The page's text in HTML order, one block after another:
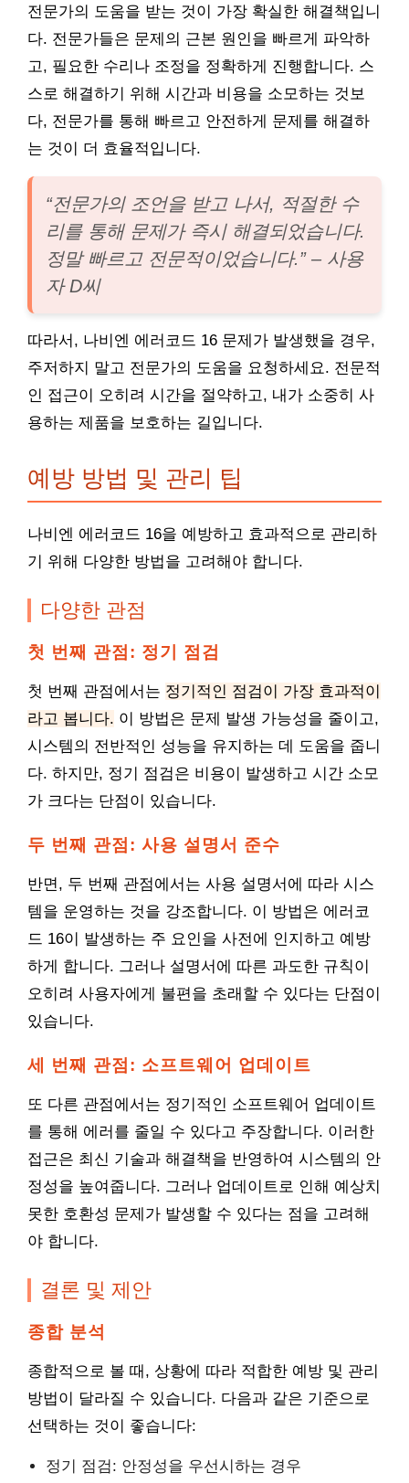
전문가의 도움을 받는 것이 가장 확실한 해결책입니
다. 전문가들은 문제의 근본 원인을 빠르게 파악하
고, 필요한 수리나 조정을 정확하게 진행합니다. 스
스로 해결하기 위해 시간과 비용을 소모하는 것보
다, 전문가를 통해 빠르고 안전하게 문제를 해결하
는 것이 더 효율적입니다.
“전문가의 조언을 받고 나서, 적절한 수
리를 통해 문제가 즉시 해결되었습니다.
정말 빠르고 전문적이었습니다.” – 사용
자 D씨
따라서, 나비엔 에러코드 16 문제가 발생했을 경우,
주저하지 말고 전문가의 도움을 요청하세요. 전문적
인 접근이 오히려 시간을 절약하고, 내가 소중히 사
용하는 제품을 보호하는 길입니다.
예방 방법 및 관리 팁
나비엔 에러코드 16을 예방하고 효과적으로 관리하
기 위해 다양한 방법을 고려해야 합니다.
다양한 관점
첫 번째 관점: 정기 점검
첫 번째 관점에서는 정기적인 점검이 가장 효과적이
라고 봅니다. 이 방법은 문제 발생 가능성을 줄이고,
시스템의 전반적인 성능을 유지하는 데 도움을 줍니
다. 하지만, 정기 점검은 비용이 발생하고 시간 소모
가 크다는 단점이 있습니다.
두 번째 관점: 사용 설명서 준수
반면, 두 번째 관점에서는 사용 설명서에 따라 시스
템을 운영하는 것을 강조합니다. 이 방법은 에러코
드 16이 발생하는 주 요인을 사전에 인지하고 예방
하게 합니다. 그러나 설명서에 따른 과도한 규칙이
오히려 사용자에게 불편을 초래할 수 있다는 단점이
있습니다.
세 번째 관점: 소프트웨어 업데이트
또 다른 관점에서는 정기적인 소프트웨어 업데이트
를 통해 에러를 줄일 수 있다고 주장합니다. 이러한
접근은 최신 기술과 해결책을 반영하여 시스템의 안
정성을 높여줍니다. 그러나 업데이트로 인해 예상치
못한 호환성 문제가 발생할 수 있다는 점을 고려해
야 합니다.
결론 및 제안
종합 분석
종합적으로 볼 때, 상황에 따라 적합한 예방 및 관리
방법이 달라질 수 있습니다. 다음과 같은 기준으로
선택하는 것이 좋습니다:
정기 점검: 안정성을 우선시하는 경우